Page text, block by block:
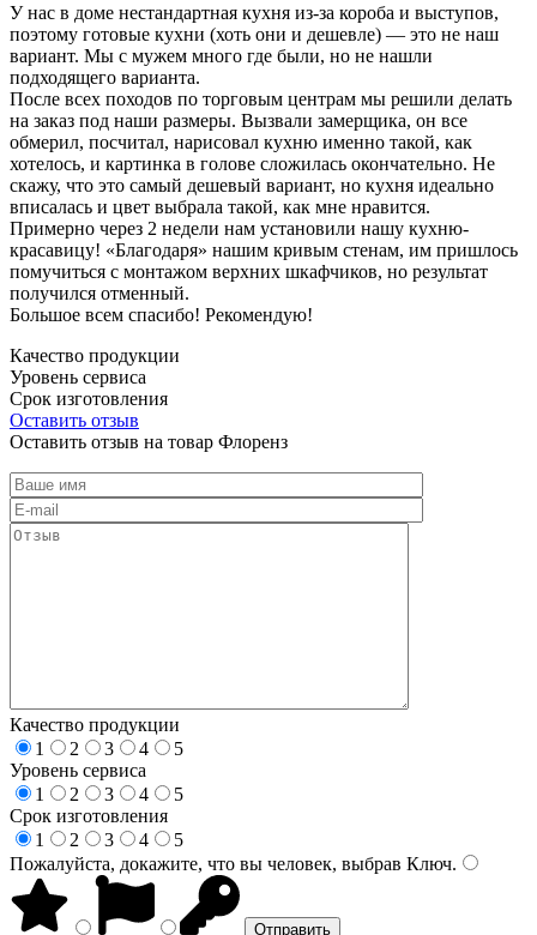
У нас в доме нестандартная кухня из-за короба и выступов,
поэтому готовые кухни (хоть они и дешевле) — это не наш
вариант. Мы с мужем много где были, но не нашли
подходящего варианта.
После всех походов по торговым центрам мы решили делать
на заказ под наши размеры. Вызвали замерщика, он все
обмерил, посчитал, нарисовал кухню именно такой, как
хотелось, и картинка в голове сложилась окончательно. Не
скажу, что это самый дешевый вариант, но кухня идеально
вписалась и цвет выбрала такой, как мне нравится.
Примерно через 2 недели нам установили нашу кухню-
красавицу! «Благодаря» нашим кривым стенам, им пришлось
помучиться с монтажом верхних шкафчиков, но результат
получился отменный.
Большое всем спасибо! Рекомендую!
Качество продукции
Уровень сервиса
Срок изготовления
Оставить отзыв
Оставить отзыв на товар Флоренз
Качество продукции
1
2 3 4
5
Уровень сервиса
1
2 3 4
5
Срок изготовления
1
2 3 4
5
Пожалуйста, докажите, что вы человек, выбрав Ключ.